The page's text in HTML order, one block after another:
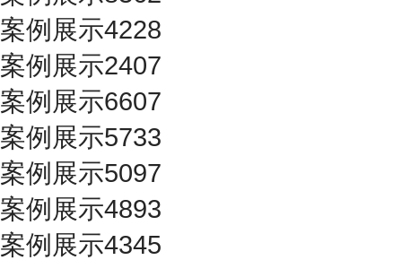
案例展示4228
案例展示2407
案例展示6607
案例展示5733
案例展示5097
案例展示4893
案例展示4345